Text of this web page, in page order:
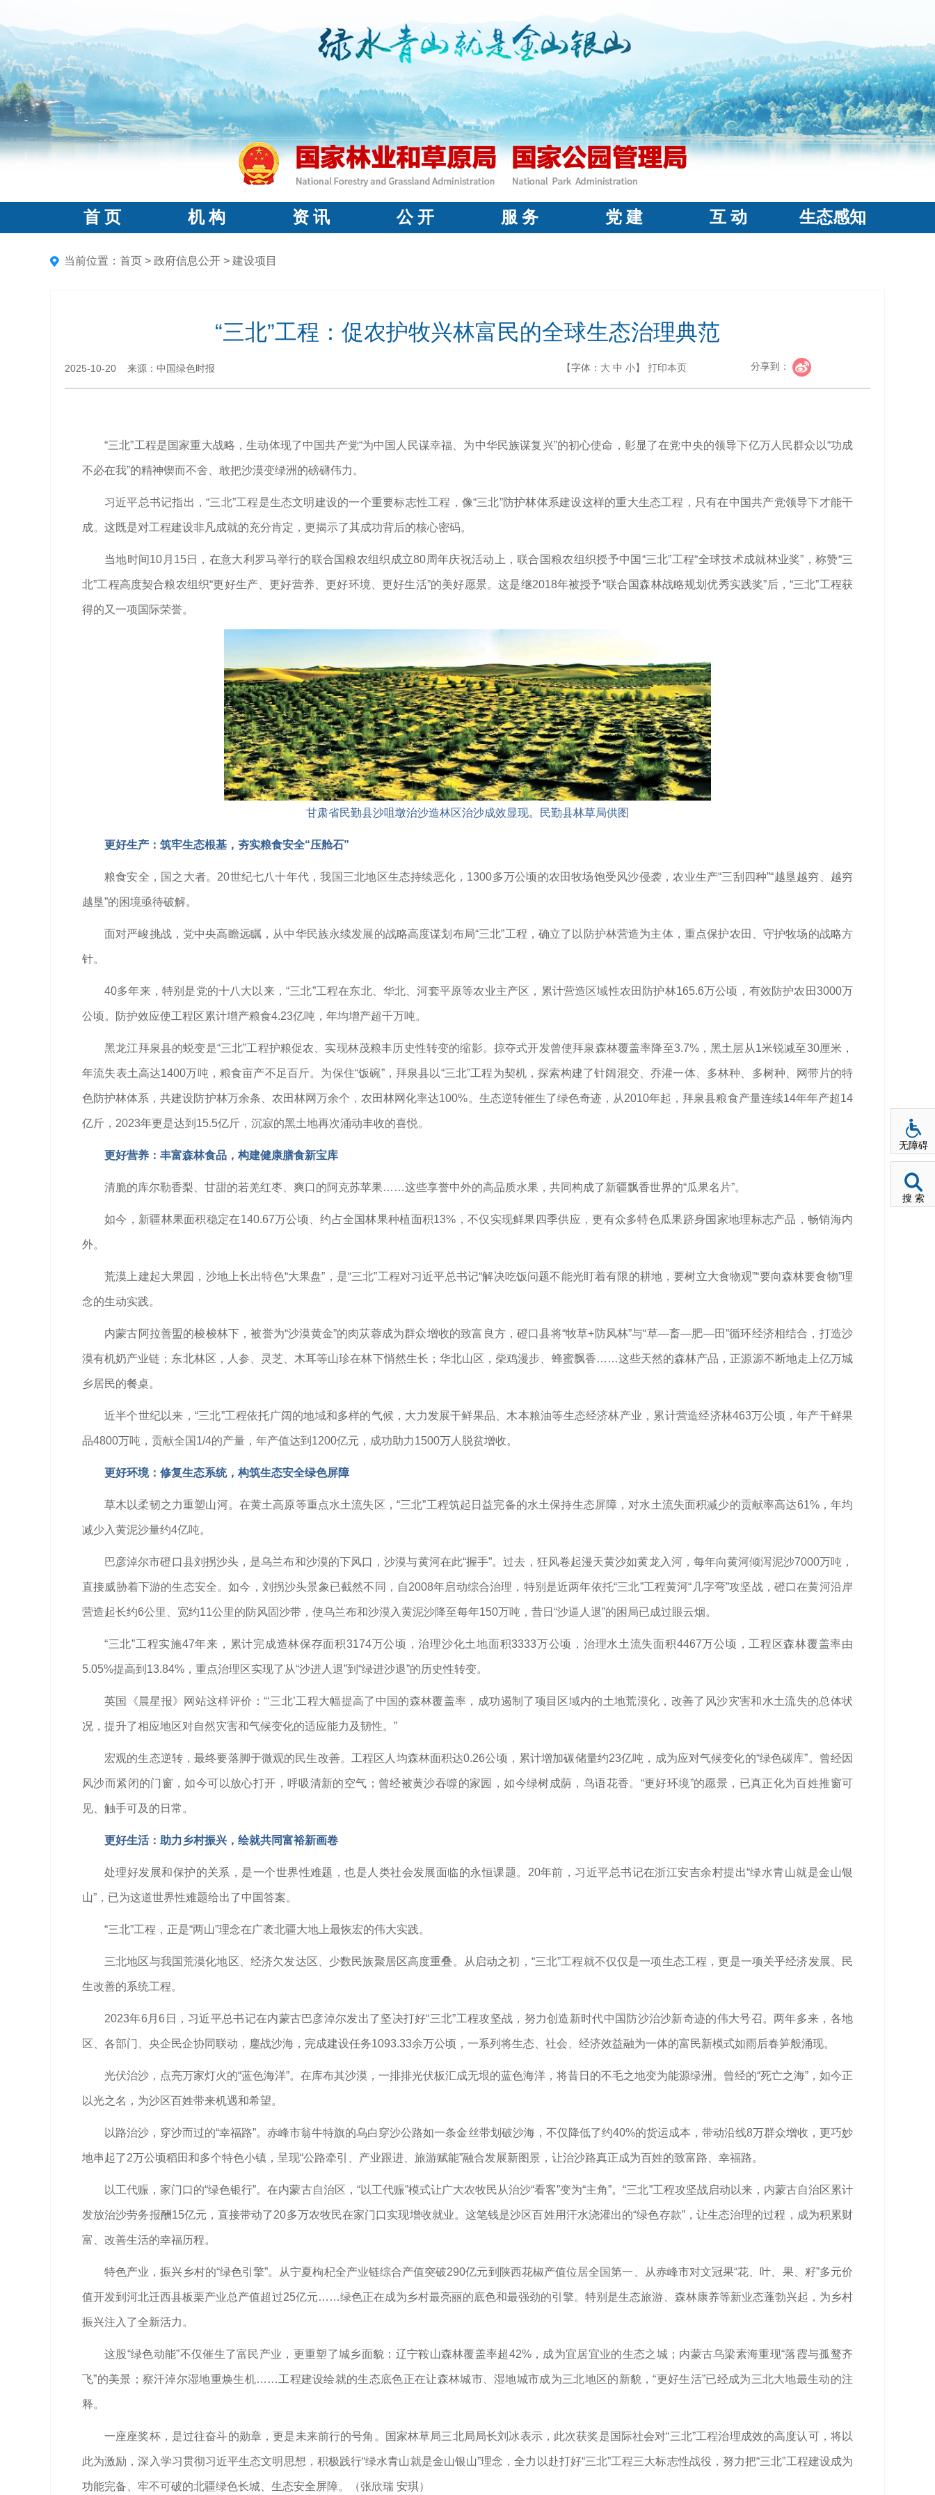
首 页 机 构 资 讯 公 开 服 务 党 建 互 动 生态感知
当前位置： 首页 > 政府信息公开 > 建设项目
“三北”工程：促农护牧兴林富民的全球生态治理典范
2025-10-20 来源：中国绿色时报 【字体： 大 中 小】 打印本页 分享到：
“三北”工程是国家重大战略，生动体现了中国共产党“为中国人民谋幸福、为中华民族谋复兴”的初心使命，彰显了在党中央的领导下亿万人民群众以“功成
不必在我”的精神锲而不舍、敢把沙漠变绿洲的磅礴伟力。
习近平总书记指出，“三北”工程是生态文明建设的一个重要标志性工程，像“三北”防护林体系建设这样的重大生态工程，只有在中国共产党领导下才能干
成。这既是对工程建设非凡成就的充分肯定，更揭示了其成功背后的核心密码。
当地时间10月15日，在意大利罗马举行的联合国粮农组织成立80周年庆祝活动上，联合国粮农组织授予中国“三北”工程“全球技术成就林业奖”，称赞“三
北”工程高度契合粮农组织“更好生产、更好营养、更好环境、更好生活”的美好愿景。这是继2018年被授予“联合国森林战略规划优秀实践奖”后，“三北”工程获
得的又一项国际荣誉。
甘肃省民勤县沙咀墩治沙造林区治沙成效显现。民勤县林草局供图
更好生产：筑牢生态根基，夯实粮食安全“压舱石”
粮食安全，国之大者。20世纪七八十年代，我国三北地区生态持续恶化，1300多万公顷的农田牧场饱受风沙侵袭，农业生产“三刮四种”“越垦越穷、越穷
越垦”的困境亟待破解。
面对严峻挑战，党中央高瞻远瞩，从中华民族永续发展的战略高度谋划布局“三北”工程，确立了以防护林营造为主体，重点保护农田、守护牧场的战略方
针。
40多年来，特别是党的十八大以来，“三北”工程在东北、华北、河套平原等农业主产区，累计营造区域性农田防护林165.6万公顷，有效防护农田3000万
公顷。防护效应使工程区累计增产粮食4.23亿吨，年均增产超千万吨。
黑龙江拜泉县的蜕变是“三北”工程护粮促农、实现林茂粮丰历史性转变的缩影。掠夺式开发曾使拜泉森林覆盖率降至3.7%，黑土层从1米锐减至30厘米，
年流失表土高达1400万吨，粮食亩产不足百斤。为保住“饭碗”，拜泉县以“三北”工程为契机，探索构建了针阔混交、乔灌一体、多林种、多树种、网带片的特
色防护林体系，共建设防护林万余条、农田林网万余个，农田林网化率达100%。生态逆转催生了绿色奇迹，从2010年起，拜泉县粮食产量连续14年年产超14
亿斤，2023年更是达到15.5亿斤，沉寂的黑土地再次涌动丰收的喜悦。
更好营养：丰富森林食品，构建健康膳食新宝库
清脆的库尔勒香梨、甘甜的若羌红枣、爽口的阿克苏苹果……这些享誉中外的高品质水果，共同构成了新疆飘香世界的“瓜果名片”。
如今，新疆林果面积稳定在140.67万公顷、约占全国林果种植面积13%，不仅实现鲜果四季供应，更有众多特色瓜果跻身国家地理标志产品，畅销海内
外。
荒漠上建起大果园，沙地上长出特色“大果盘”，是“三北”工程对习近平总书记“解决吃饭问题不能光盯着有限的耕地，要树立大食物观”“要向森林要食物”理
念的生动实践。
内蒙古阿拉善盟的梭梭林下，被誉为“沙漠黄金”的肉苁蓉成为群众增收的致富良方，磴口县将“牧草+防风林”与“草—畜—肥—田”循环经济相结合，打造沙
漠有机奶产业链；东北林区，人参、灵芝、木耳等山珍在林下悄然生长；华北山区，柴鸡漫步、蜂蜜飘香……这些天然的森林产品，正源源不断地走上亿万城
乡居民的餐桌。
近半个世纪以来，“三北”工程依托广阔的地域和多样的气候，大力发展干鲜果品、木本粮油等生态经济林产业，累计营造经济林463万公顷，年产干鲜果
品4800万吨，贡献全国1/4的产量，年产值达到1200亿元，成功助力1500万人脱贫增收。
更好环境：修复生态系统，构筑生态安全绿色屏障
草木以柔韧之力重塑山河。在黄土高原等重点水土流失区，“三北”工程筑起日益完备的水土保持生态屏障，对水土流失面积减少的贡献率高达61%，年均
减少入黄泥沙量约4亿吨。
巴彦淖尔市磴口县刘拐沙头，是乌兰布和沙漠的下风口，沙漠与黄河在此“握手”。过去，狂风卷起漫天黄沙如黄龙入河，每年向黄河倾泻泥沙7000万吨，
直接威胁着下游的生态安全。如今，刘拐沙头景象已截然不同，自2008年启动综合治理，特别是近两年依托“三北”工程黄河“几字弯”攻坚战，磴口在黄河沿岸
营造起长约6公里、宽约11公里的防风固沙带，使乌兰布和沙漠入黄泥沙降至每年150万吨，昔日“沙逼人退”的困局已成过眼云烟。
“三北”工程实施47年来，累计完成造林保存面积3174万公顷，治理沙化土地面积3333万公顷，治理水土流失面积4467万公顷，工程区森林覆盖率由
5.05%提高到13.84%，重点治理区实现了从“沙进人退”到“绿进沙退”的历史性转变。
英国《晨星报》网站这样评价：“‘三北’工程大幅提高了中国的森林覆盖率，成功遏制了项目区域内的土地荒漠化，改善了风沙灾害和水土流失的总体状
况，提升了相应地区对自然灾害和气候变化的适应能力及韧性。”
宏观的生态逆转，最终要落脚于微观的民生改善。工程区人均森林面积达0.26公顷，累计增加碳储量约23亿吨，成为应对气候变化的“绿色碳库”。曾经因
风沙而紧闭的门窗，如今可以放心打开，呼吸清新的空气；曾经被黄沙吞噬的家园，如今绿树成荫，鸟语花香。“更好环境”的愿景，已真正化为百姓推窗可
见、触手可及的日常。
更好生活：助力乡村振兴，绘就共同富裕新画卷
处理好发展和保护的关系，是一个世界性难题，也是人类社会发展面临的永恒课题。20年前，习近平总书记在浙江安吉余村提出“绿水青山就是金山银
山”，已为这道世界性难题给出了中国答案。
“三北”工程，正是“两山”理念在广袤北疆大地上最恢宏的伟大实践。
三北地区与我国荒漠化地区、经济欠发达区、少数民族聚居区高度重叠。从启动之初，“三北”工程就不仅仅是一项生态工程，更是一项关乎经济发展、民
生改善的系统工程。
2023年6月6日，习近平总书记在内蒙古巴彦淖尔发出了坚决打好“三北”工程攻坚战，努力创造新时代中国防沙治沙新奇迹的伟大号召。两年多来，各地
区、各部门、央企民企协同联动，鏖战沙海，完成建设任务1093.33余万公顷，一系列将生态、社会、经济效益融为一体的富民新模式如雨后春笋般涌现。
光伏治沙，点亮万家灯火的“蓝色海洋”。在库布其沙漠，一排排光伏板汇成无垠的蓝色海洋，将昔日的不毛之地变为能源绿洲。曾经的“死亡之海”，如今正
以光之名，为沙区百姓带来机遇和希望。
以路治沙，穿沙而过的“幸福路”。赤峰市翁牛特旗的乌白穿沙公路如一条金丝带划破沙海，不仅降低了约40%的货运成本，带动沿线8万群众增收，更巧妙
地串起了2万公顷稻田和多个特色小镇，呈现“公路牵引、产业跟进、旅游赋能”融合发展新图景，让治沙路真正成为百姓的致富路、幸福路。
以工代赈，家门口的“绿色银行”。在内蒙古自治区，“以工代赈”模式让广大农牧民从治沙“看客”变为“主角”。“三北”工程攻坚战启动以来，内蒙古自治区累计
发放治沙劳务报酬15亿元，直接带动了20多万农牧民在家门口实现增收就业。这笔钱是沙区百姓用汗水浇灌出的“绿色存款”，让生态治理的过程，成为积累财
富、改善生活的幸福历程。
特色产业，振兴乡村的“绿色引擎”。从宁夏枸杞全产业链综合产值突破290亿元到陕西花椒产值位居全国第一、从赤峰市对文冠果“花、叶、果、籽”多元价
值开发到河北迁西县板栗产业总产值超过25亿元……绿色正在成为乡村最亮丽的底色和最强劲的引擎。特别是生态旅游、森林康养等新业态蓬勃兴起，为乡村
振兴注入了全新活力。
这股“绿色动能”不仅催生了富民产业，更重塑了城乡面貌：辽宁鞍山森林覆盖率超42%，成为宜居宜业的生态之城；内蒙古乌梁素海重现“落霞与孤鹜齐
飞”的美景；察汗淖尔湿地重焕生机……工程建设绘就的生态底色正在让森林城市、湿地城市成为三北地区的新貌，“更好生活”已经成为三北大地最生动的注
释。
一座座奖杯，是过往奋斗的勋章，更是未来前行的号角。国家林草局三北局局长刘冰表示，此次获奖是国际社会对“三北”工程治理成效的高度认可，将以
此为激励，深入学习贯彻习近平生态文明思想，积极践行“绿水青山就是金山银山”理念，全力以赴打好“三北”工程三大标志性战役，努力把“三北”工程建设成为
功能完备、牢不可破的北疆绿色长城、生态安全屏障。（张欣瑞 安琪）
无障碍
搜 索